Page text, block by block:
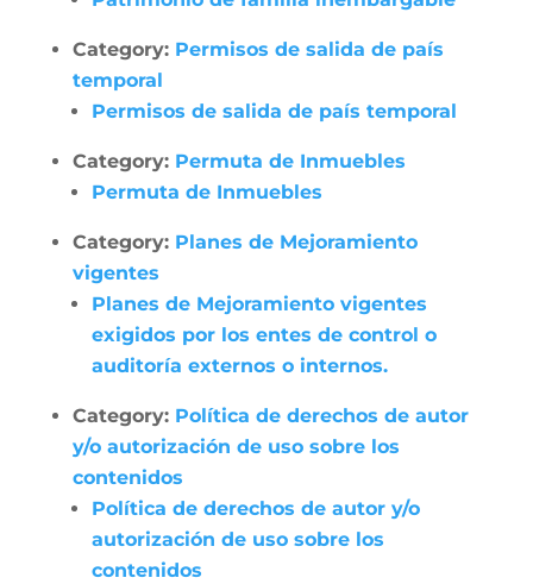
Category: Permisos de salida de país
temporal
Permisos de salida de país temporal
Category: Permuta de Inmuebles
Permuta de Inmuebles
Category: Planes de Mejoramiento
vigentes
Planes de Mejoramiento vigentes
exigidos por los entes de control o
auditoría externos o internos.
Category: Política de derechos de autor
y/o autorización de uso sobre los
contenidos
Política de derechos de autor y/o
autorización de uso sobre los
contenidos